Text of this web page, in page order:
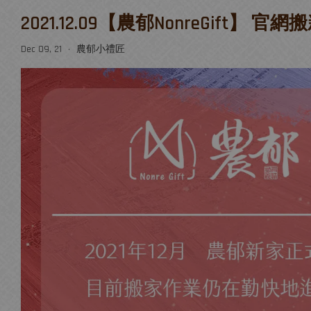
2021.12.09【農郁NonreGift】 官網
Dec 09, 21 • 農郁小禮匠